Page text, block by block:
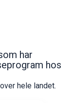
har
hos
hele landet.